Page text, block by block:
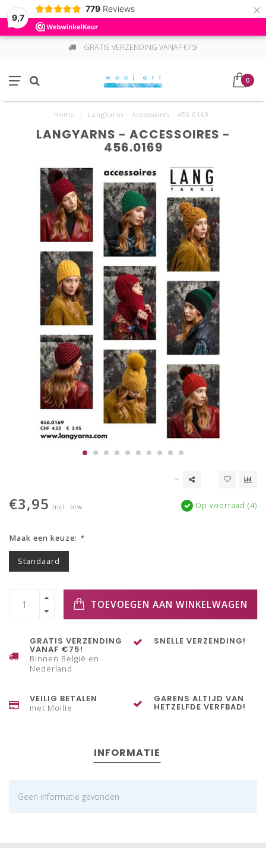
9,7
779 Reviews ×
GRATIS VERZENDING VANAF €75!
0
Home LangYarns - Accessoires - 456.0169
LANGYARNS - ACCESSOIRES -
456.0169
€3,95 Incl. btw Op voorraad (4)
Maak een keuze: *
Standaard
TOEVOEGEN AAN WINKELWAGEN
GRATIS VERZENDING
VANAF €75!
Binnen België en
Nederland
SNELLE VERZENDING!
VEILIG BETALEN
met Mollie
GARENS ALTIJD VAN
HETZELFDE VERFBAD!
INFORMATIE
Geen informatie gevonden